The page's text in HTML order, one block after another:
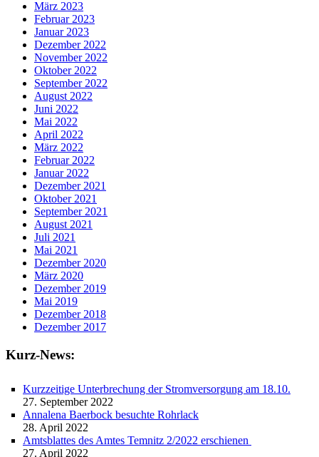
März 2023
Februar 2023
Januar 2023
Dezember 2022
November 2022
Oktober 2022
September 2022
August 2022
Juni 2022
Mai 2022
April 2022
März 2022
Februar 2022
Januar 2022
Dezember 2021
Oktober 2021
September 2021
August 2021
Juli 2021
Mai 2021
Dezember 2020
März 2020
Dezember 2019
Mai 2019
Dezember 2018
Dezember 2017
Kurz-News:
Kurzzeitige Unterbrechung der Stromversorgung am 18.10.
27. September 2022
Annalena Baerbock besuchte Rohrlack
28. April 2022
Amtsblattes des Amtes Temnitz 2/2022 erschienen
27. April 2022